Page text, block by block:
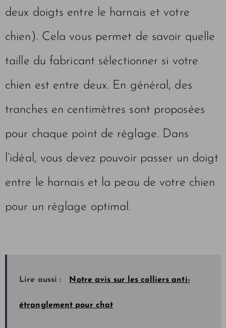
deux doigts entre le harnais et votre
chien). Cela vous permet de savoir quelle
taille du fabricant sélectionner si votre
chien est entre deux. En général, des
tranches en centimètres sont proposées
pour chaque point de réglage. Dans
l’idéal, vous devez pouvoir passer un doigt
entre le harnais et la peau de votre chien
pour un réglage optimal.
Lire aussi : Notre avis sur les colliers anti-
étranglement pour chat